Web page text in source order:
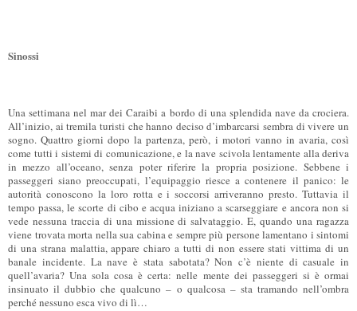
Sinossi
Una settimana nel mar dei Caraibi a bordo di una splendida nave da crociera.
All’inizio, ai tremila turisti che hanno deciso d’imbarcarsi sembra di vivere un
sogno. Quattro giorni dopo la partenza, però, i motori vanno in avaria, così
come tutti i sistemi di comunicazione, e la nave scivola lentamente alla deriva
in mezzo all’oceano, senza poter riferire la propria posizione. Sebbene i
passeggeri siano preoccupati, l’equipaggio riesce a contenere il panico: le
autorità conoscono la loro rotta e i soccorsi arriveranno presto. Tuttavia il
tempo passa, le scorte di cibo e acqua iniziano a scarseggiare e ancora non si
vede nessuna traccia di una missione di salvataggio. E, quando una ragazza
viene trovata morta nella sua cabina e sempre più persone lamentano i sintomi
di una strana malattia, appare chiaro a tutti di non essere stati vittima di un
banale incidente. La nave è stata sabotata? Non c’è niente di casuale in
quell’avaria? Una sola cosa è certa: nelle mente dei passeggeri si è ormai
insinuato il dubbio che qualcuno – o qualcosa – sta tramando nell’ombra
perché nessuno esca vivo di lì…